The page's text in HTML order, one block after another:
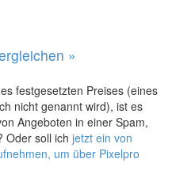
»
festgesetzten Preises (eines
nicht genannt wird), ist es
Angeboten in einer Spam,
Oder soll ich jetzt ein von
um über Pixelpro